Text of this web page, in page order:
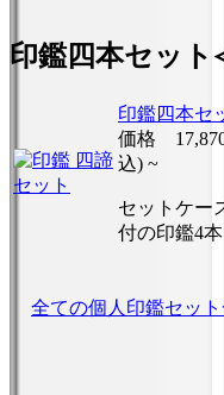
印鑑四本セッ
印鑑四本
価格
込) ~
セットケー
付の印鑑4本
全ての個人印鑑セッ